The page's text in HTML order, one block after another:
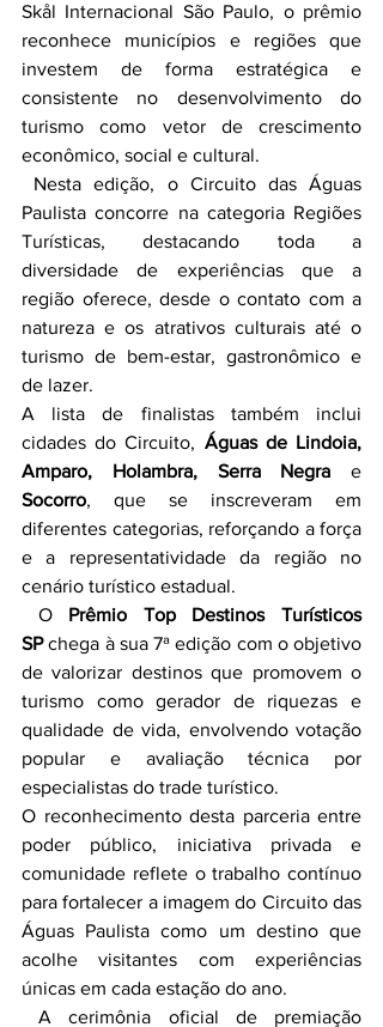
Skål Internacional São Paulo, o prêmio
reconhece municípios e regiões que
investem de forma estratégica e
consistente no desenvolvimento do
turismo como vetor de crescimento
econômico, social e cultural.
Nesta edição, o Circuito das Águas
Paulista concorre na categoria Regiões
Turísticas, destacando toda a
diversidade de experiências que a
região oferece, desde o contato com a
natureza e os atrativos culturais até o
turismo de bem-estar, gastronômico e
de lazer.
A lista de finalistas também inclui
cidades do Circuito, Águas de Lindoia,
Amparo, Holambra, Serra Negra
Socorro, que se inscreveram em
diferentes categorias, reforçando a força
e a representatividade da região no
cenário turístico estadual.
O Prêmio Top Destinos Turísticos
SP chega à sua 7ª edição com o objetivo
de valorizar destinos que promovem o
turismo como gerador de riquezas e
qualidade de vida, envolvendo votação
popular e avaliação técnica por
especialistas do trade turístico.
O reconhecimento desta parceria entre
poder público, iniciativa privada e
comunidade reflete o trabalho contínuo
para fortalecer a imagem do Circuito das
Águas Paulista como um destino que
acolhe visitantes com experiências
únicas em cada estação do ano.